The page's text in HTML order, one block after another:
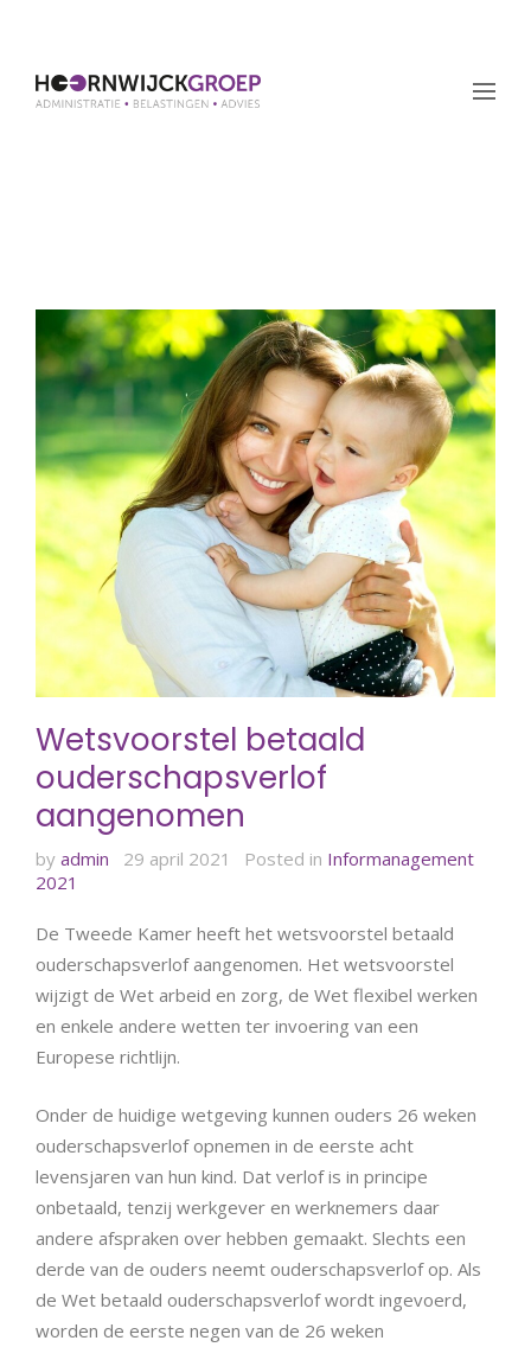
Wetsvoorstel betaald
ouderschapsverlof
aangenomen
by admin 29 april 2021 Posted in Informanagement
2021
De Tweede Kamer heeft het wetsvoorstel betaald
ouderschapsverlof aangenomen. Het wetsvoorstel
wijzigt de Wet arbeid en zorg, de Wet flexibel werken
en enkele andere wetten ter invoering van een
Europese richtlijn.
Onder de huidige wetgeving kunnen ouders 26 weken
ouderschapsverlof opnemen in de eerste acht
levensjaren van hun kind. Dat verlof is in principe
onbetaald, tenzij werkgever en werknemers daar
andere afspraken over hebben gemaakt. Slechts een
derde van de ouders neemt ouderschapsverlof op. Als
de Wet betaald ouderschapsverlof wordt ingevoerd,
worden de eerste negen van de 26 weken